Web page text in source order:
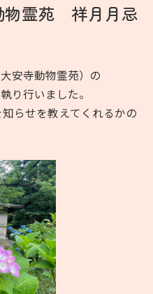
物霊苑 祥月月忌
大安寺動物霊苑） の
り行いました。
らせを教えてくれるかの